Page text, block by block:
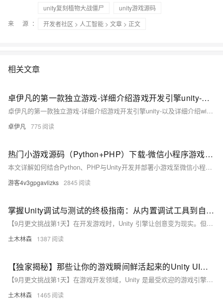
unity复刻植物大战僵尸
unity游戏源码
来 源：
开发者社区 > 人工智能 > 文章 > 正文
相关文章
卓伊凡的第一款独立游戏-详细介绍游戏开发引擎unity-以及详细介绍windows和mac的安装步骤【01】
卓伊凡的第一款独立游戏-详细介绍游戏开发引擎unity-以及详细介绍windows和mac的安装步骤【01】
卓伊凡 775
热门小游戏源码（Python+PHP）下载-微信小程序游戏源码Unity发实战指南​
本文详解如何结合Python、PHP与Unity开发并部署小游戏至微信小程序。涵盖技术选型、Pygame实战、PHP后端对接、Unity转换适配及性能优化，提供从原型到发布的完整指南，助力开发者快速上手并发布游戏。
游客4v3gpgavlizks 2845
掌握Unity调试与测试的终极指南：从内置调试工具到自动化测试框架，全方位保障游戏品质不踩坑，打造流畅游戏体验的必备技能大揭秘！
【9月更文挑战第1天】在开发游戏时，Unity 引擎让创意变为现实。但软件开发中难免遇到 Bug，若不解决，将严重影响用户体验。调试与测试成为确保游戏质量的最后一道防线。本文介绍如何利用 Unity 的调试工具高效排查问题，并通过 Profiler 分析性能瓶颈。此外，Unity Test Framework 支持自动化测试，提高开发效率。结合单元测试与集成测试，确保游戏逻辑正确无误。对于在线游戏，还需进行压力测试以验证服务器稳定性。总之，调试与测试贯穿游戏开发全流程，确保最终作品既好玩又稳定。
土木林森 1387
【独家揭秘】那些让你的游戏瞬间鲜活起来的Unity UI动画技巧：从零开始打造动态按钮，提升玩家交互体验的绝招大公开！
【9月更文挑战第1天】在游戏开发领域，Unity 是最受欢迎的游戏引擎之一，其强大的跨平台发布能力和丰富的功能集让开发者能够迅速打造出高质量的游戏。优秀的 UI 设计对于游戏至关重要，尤其是在手游市场，出色的 UI 能给玩家留下深刻的第一印象。Unity 的 UGUI 系统提供了一整套解决方案，包括 Canvas、Image 和 Button 等组件，支持添加各种动画效果。
土木林森 1465